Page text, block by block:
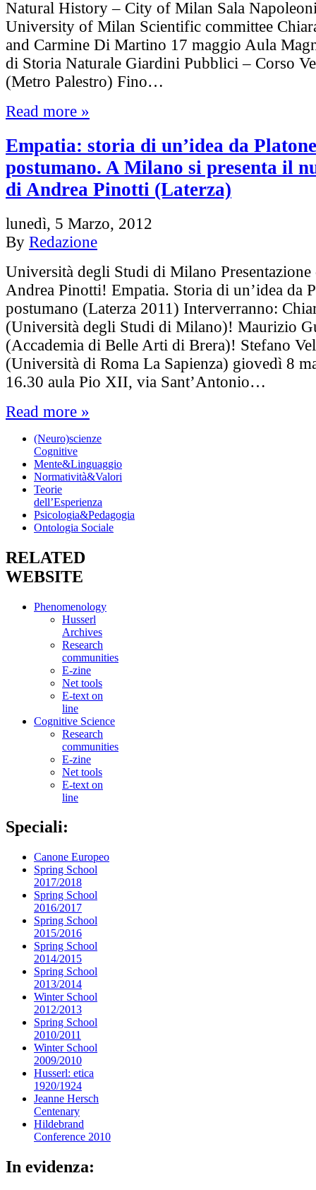
Natural History – City of Milan Sala
University of Milan Scientific committee
and Carmine Di Martino 17 maggio Aula
di Storia Naturale Giardini Pubblici – Corso
(Metro Palestro) Fino…
Read more »
Empatia: storia di un’idea da
postumano. A Milano si presenta il
di Andrea Pinotti (Laterza)
lunedì, 5 Marzo, 2012
By Redazione
Università degli Studi di Milano
Andrea Pinotti! Empatia. Storia di un’idea da
postumano (Laterza 2011) Interverranno:
(Università degli Studi di Milano)! Maurizio
(Accademia di Belle Arti di Brera)! Stefano
(Università di Roma La Sapienza) giovedì 8
16.30 aula Pio XII, via Sant’Antonio…
Read more »
(Neuro)scienze
Cognitive
Mente&Linguaggio
Normatività&Valori
Teorie
dell’Esperienza
Psicologia&Pedagogia
Ontologia Sociale
RELATED
WEBSITE
Phenomenology
Husserl
Archives
Research
communities
E-zine
Net tools
E-text on
line
Cognitive Science
Research
communities
E-zine
Net tools
E-text on
line
Speciali:
Canone Europeo
Spring School
2017/2018
Spring School
2016/2017
Spring School
2015/2016
Spring School
2014/2015
Spring School
2013/2014
Winter School
2012/2013
Spring School
2010/2011
Winter School
2009/2010
Husserl: etica
1920/1924
Jeanne Hersch
Centenary
Hildebrand
Conference 2010
In evidenza: